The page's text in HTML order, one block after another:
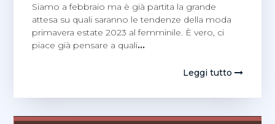
Siamo a febbraio ma è già partita la grande
attesa su quali saranno le tendenze della moda
primavera estate 2023 al femminile. È vero, ci
piace già pensare a quali…
Leggi tutto